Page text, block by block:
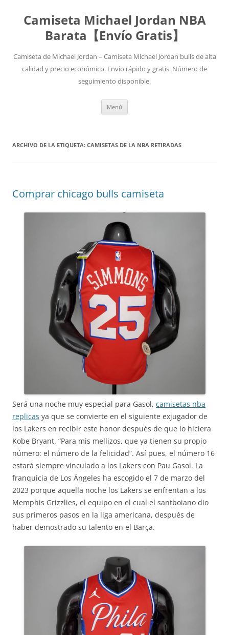
Camiseta Michael Jordan NBA
Barata【Envío Gratis】
Camiseta de Michael Jordan – Camiseta Michael Jordan bulls de alta
calidad y precio económico. Envío rápido y gratis. Número de
seguimiento disponible.
Menú
ARCHIVO DE LA ETIQUETA: CAMISETAS DE LA NBA RETIRADAS
Comprar chicago bulls camiseta
Será una noche muy especial para Gasol, camisetas nba
replicas ya que se convierte en el siguiente exjugador de
los Lakers en recibir este honor después de que lo hiciera
Kobe Bryant. “Para mis mellizos, que ya tienen su propio
número: el número de la felicidad”. Así pues, el número 16
estará siempre vinculado a los Lakers con Pau Gasol. La
franquicia de Los Ángeles ha escogido el 7 de marzo del
2023 porque aquella noche los Lakers se enfrentan a los
Memphis Grizzlies, el equipo en el cual el santboiano dio
sus primeros pasos en la liga americana, después de
haber demostrado su talento en el Barça.